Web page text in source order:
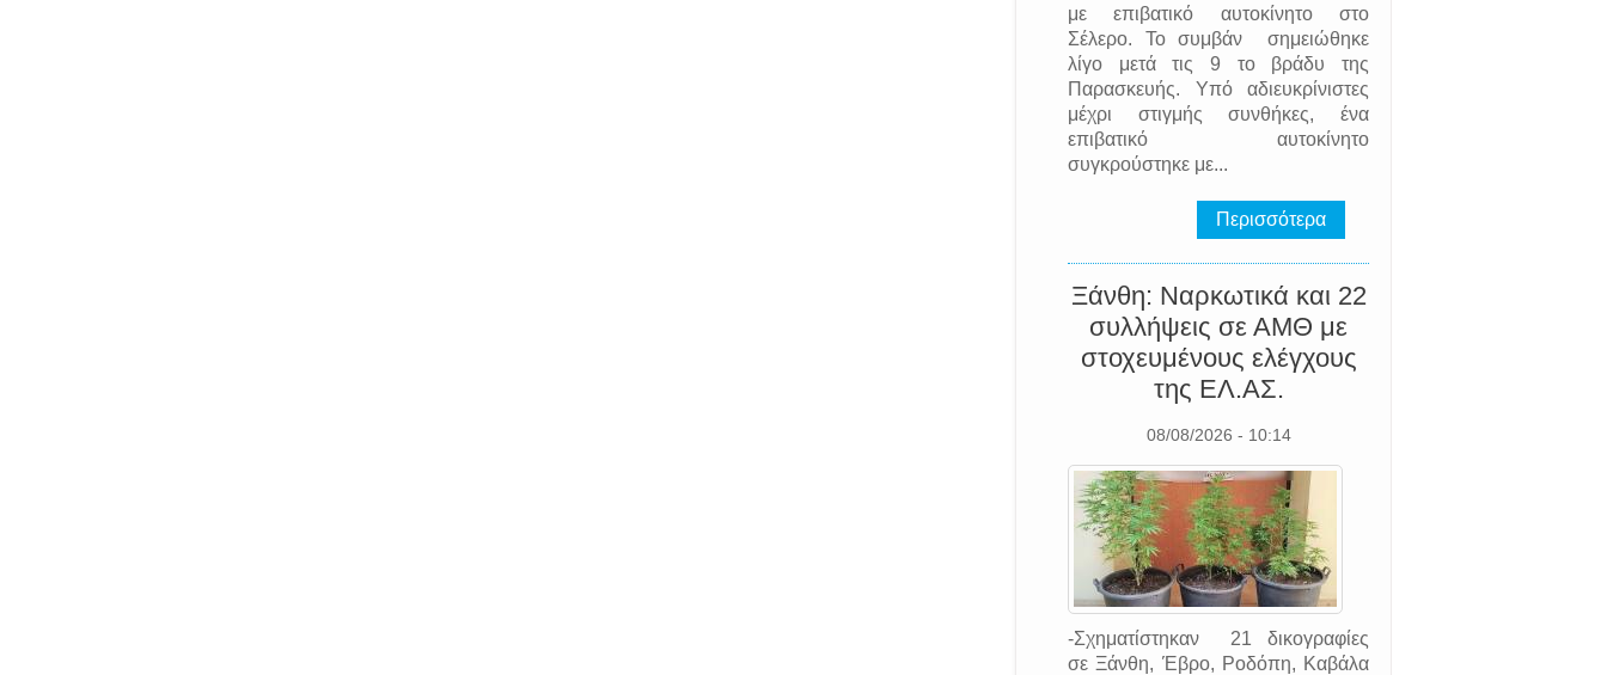
με επιβατικό αυτοκίνητο στο
Σέλερο. Το συμβάν σημειώθηκε
λίγο μετά τις 9 το βράδυ της
Παρασκευής. Υπό αδιευκρίνιστες
μέχρι στιγμής συνθήκες, ένα
επιβατικό αυτοκίνητο
συγκρούστηκε με...
Περισσότερα
Ξάνθη: Ναρκωτικά και 22
συλλήψεις σε ΑΜΘ με
στοχευμένους ελέγχους
της EΛ.AΣ.
08/08/2026 - 10:14
-Σχηματίστηκαν 21 δικογραφίες
σε Ξάνθη, Έβρο, Ροδόπη, Καβάλα